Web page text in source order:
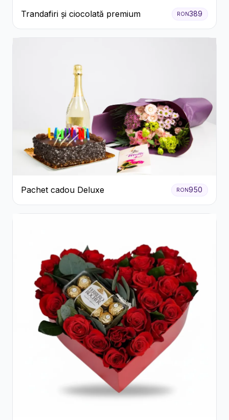
Trandafiri și ciocolată premium RON389
Pachet cadou Deluxe RON950